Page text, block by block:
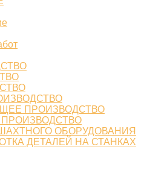
ПРОИЗВОДСТВО
ОБОРУДОВАНИЯ
ДЕТАЛЕЙ НА СТАНКАХ